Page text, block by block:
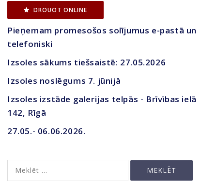
DROUOT ONLINE
Pieņemam promesošos solījumus e-pastā un
telefoniski
Izsoles sākums tiešsaistē: 27.05.2026
Izsoles noslēgums 7. jūnijā
Izsoles izstāde galerijas telpās - Brīvības ielā
142, Rīgā
27.05.- 06.06.2026.